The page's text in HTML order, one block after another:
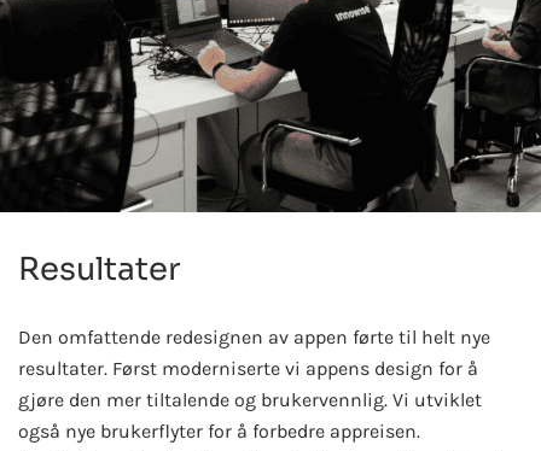
Resultater
Den omfattende redesignen av appen førte til helt nye
resultater. Først moderniserte vi appens design for å
gjøre den mer tiltalende og brukervennlig. Vi utviklet
også nye brukerflyter for å forbedre appreisen.